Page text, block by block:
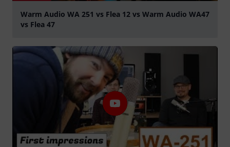
Warm Audio WA 251 vs Flea 12 vs Warm Audio WA47
vs Flea 47